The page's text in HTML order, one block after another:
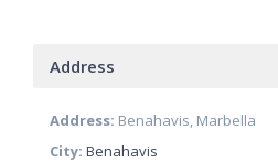
Address
Address: Benahavis, Marbella
City: Benahavis